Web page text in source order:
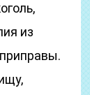
из